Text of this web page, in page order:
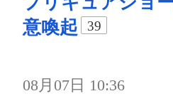
意喚起
39
08月07日 10:36